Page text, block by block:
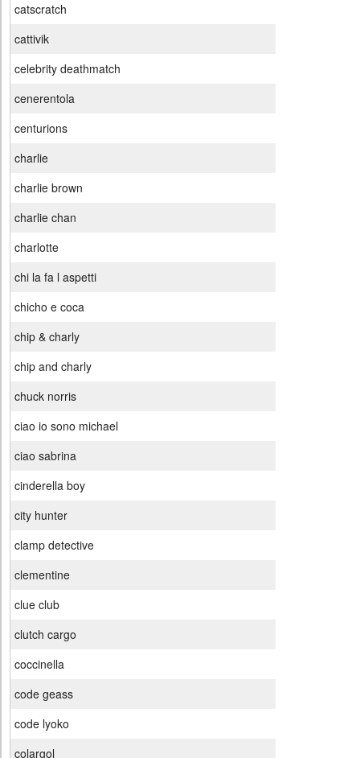
catscratch
cattivik
celebrity deathmatch
cenerentola
centurions
charlie
charlie brown
charlie chan
charlotte
chi la fa l aspetti
chicho e coca
chip & charly
chip and charly
chuck norris
ciao io sono michael
ciao sabrina
cinderella boy
city hunter
clamp detective
clementine
clue club
clutch cargo
coccinella
code geass
code lyoko
colargol